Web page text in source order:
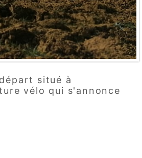
situé à
vélo qui s'annonce